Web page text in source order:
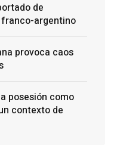
de
argentino
provoca caos
posesión como
contexto de